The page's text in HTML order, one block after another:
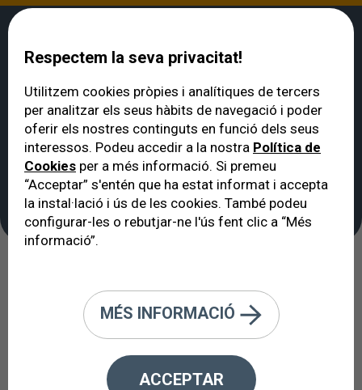
VERTE El viatge de l'Albert fins a recuperar la visió de nou
El viatge de l'Albert fins
a recuperar la visió de
nou
Testimonis
25/09/2025
Respectem la seva privacitat!
Utilitzem cookies pròpies i analítiques de tercers
per analitzar els seus hàbits de navegació i poder
oferir els nostres continguts en funció dels seus
interessos. Podeu accedir a la nostra Política de
Cookies per a més informació. Si premeu
“Acceptar” s'entén que ha estat informat i accepta
la instal·lació i ús de les cookies. També podeu
configurar-les o rebutjar-ne l'ús fent clic a “Més
informació”.
MÉS INFORMACIÓ
ACCEPTAR